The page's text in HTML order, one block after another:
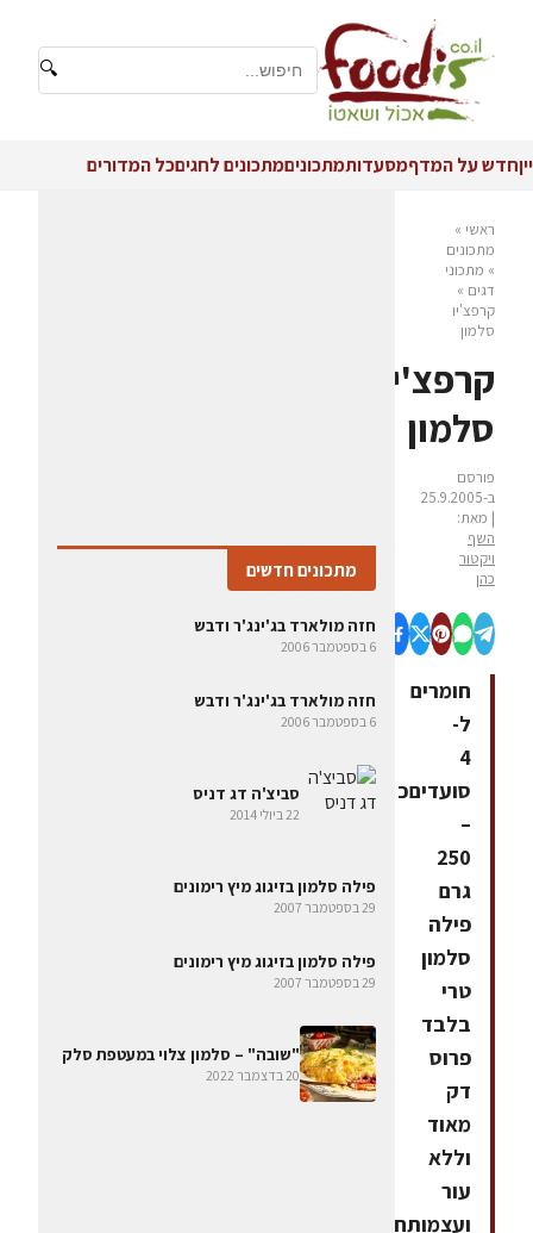
🔍
ייןחדש על המדףמסעדותמתכוניםמתכונים לחגיםכל המדורים
ראשי »
מתכונים
» מתכוני
דגים »
קרפצ'יו
סלמון
קרפצ'יו
סלמון
פורסם
ב-25.9.2005
| מאת:
השף
ויקטור
כהן
חומרים
ל-
4
סועדיםכ
–
250
גרם
פילה
סלמון
טרי
בלבד
פרוס
דק
מאוד
וללא
עור
ועצמותחומרים
מתכונים חדשים
חזה מולארד בג'ינג'ר ודבש
6 בספטמבר 2006
חזה מולארד בג'ינג'ר ודבש
6 בספטמבר 2006
סביצ'ה דג דניס
22 ביולי 2014
פילה סלמון בזיגוג מיץ רימונים
29 בספטמבר 2007
פילה סלמון בזיגוג מיץ רימונים
29 בספטמבר 2007
"שובה" – סלמון צלוי במעטפת סלק
20 בדצמבר 2022